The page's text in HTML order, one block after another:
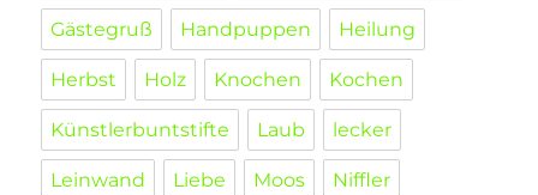
Gästegruß Handpuppen Heilung
Herbst Holz Knochen Kochen
Künstlerbuntstifte Laub lecker
Leinwand Liebe Moos Niffler